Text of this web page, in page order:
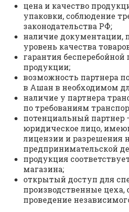
цена и качество
упаковки, соблюдение
законодательства РФ;
наличие документации,
уровень качества
гарантия бесперебойной
продукции;
возможность партнера
в Ашан в необходимом
наличие у партнера
по требованиям
потенциальный партнер
юридическое лицо,
лицензии и разрешения
предпринимательской
продукция
магазина;
открытый доступ для
производственные цеха,
проведение